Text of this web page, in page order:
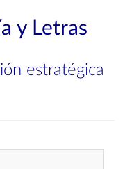
y Letras
estratégica